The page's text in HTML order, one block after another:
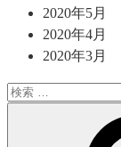
2020年5月
2020年4月
2020年3月
検